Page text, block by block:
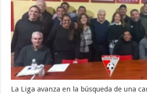
La Liga avanza en la búsqueda de una